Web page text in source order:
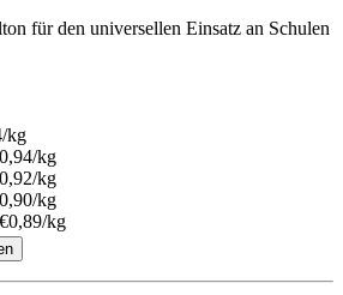
für den universellen Einsatz an Schulen
kg
kg
kg
kg
€0,89/kg